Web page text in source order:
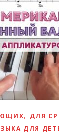
, ДЛЯ
ДЛЯ